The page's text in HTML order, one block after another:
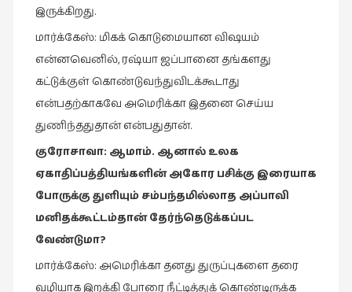
இருக்கிறது.
மார்க்கேஸ்: மிகக் கொடுமையான விஷயம்
என்னவெனில், ரஷ்யா ஜப்பானை தங்களது
கட்டுக்குள் கொண்டுவந்துவிடக்கூடாது
என்பதற்காகவே அமெரிக்கா இதனை செய்ய
துணிந்ததுதான் என்பதுதான்.
குரோசாவா: ஆமாம். ஆனால்உலக
ஏகாதிப்பத்தியங்களின்அகோரபசிக்குஇரையாக
போருக்குதுளியும்சம்பந்தமில்லாத அப்பாவி
மனிதக்கூட்டம்தான்தேர்ந்தெடுக்கப்பட
வேண்டுமா?
மார்க்கேஸ்: அமெரிக்கா தனது துருப்புகளை தரை
வழியாக இறக்கி போரை நீட்டித்துக் கொண்டிருக்க